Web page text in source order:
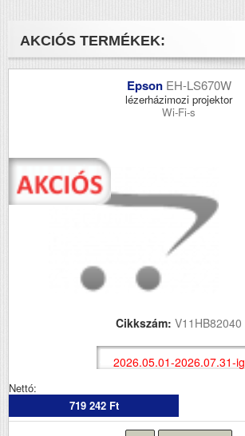
AKCIÓS TERMÉKEK:
Epson EH-LS670W
lézerházimozi projektor
Wi-Fi-s
Cikkszám: V11HB82040
2026.05.01-2026.07.31-ig
Nettó:
719 242 Ft